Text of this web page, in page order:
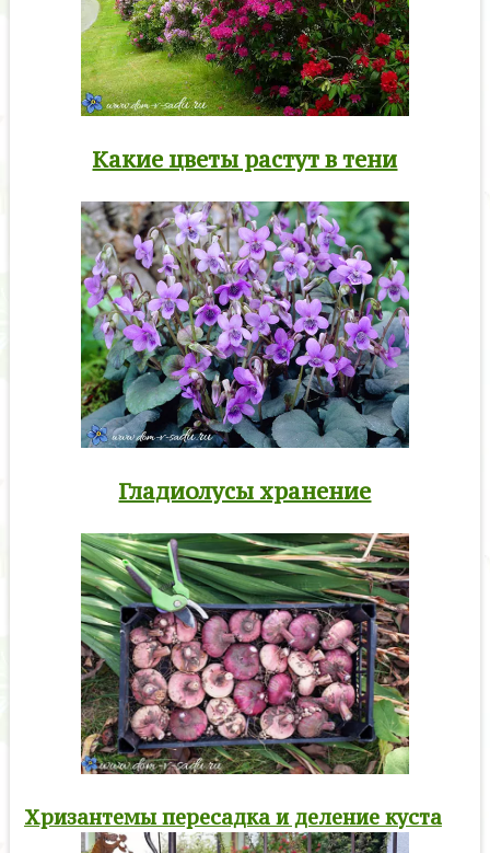
Какие цветы растут в тени
Гладиолусы хранение
Хризантемы пересадка и деление куста